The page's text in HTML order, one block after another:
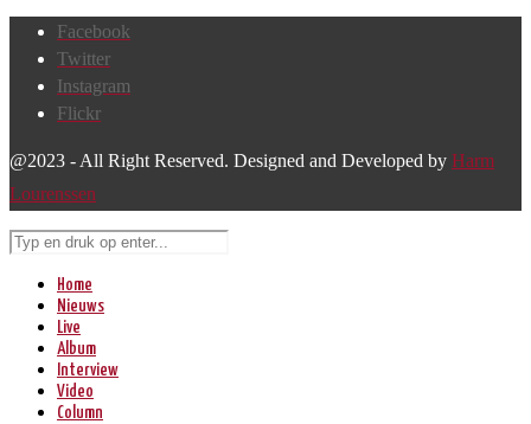
Facebook
Twitter
Instagram
Flickr
@2023 - All Right Reserved. Designed and Developed by Harm
Lourenssen
Home
Nieuws
Live
Album
Interview
Video
Column